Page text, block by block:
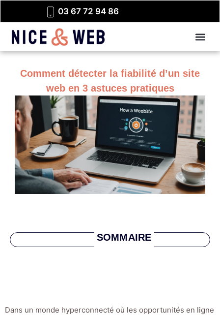
03 67 72 94 86
Comment détecter la fiabilité d’un site
web en 3 astuces pratiques
SOMMAIRE
Dans un monde hyperconnecté où les opportunités en ligne